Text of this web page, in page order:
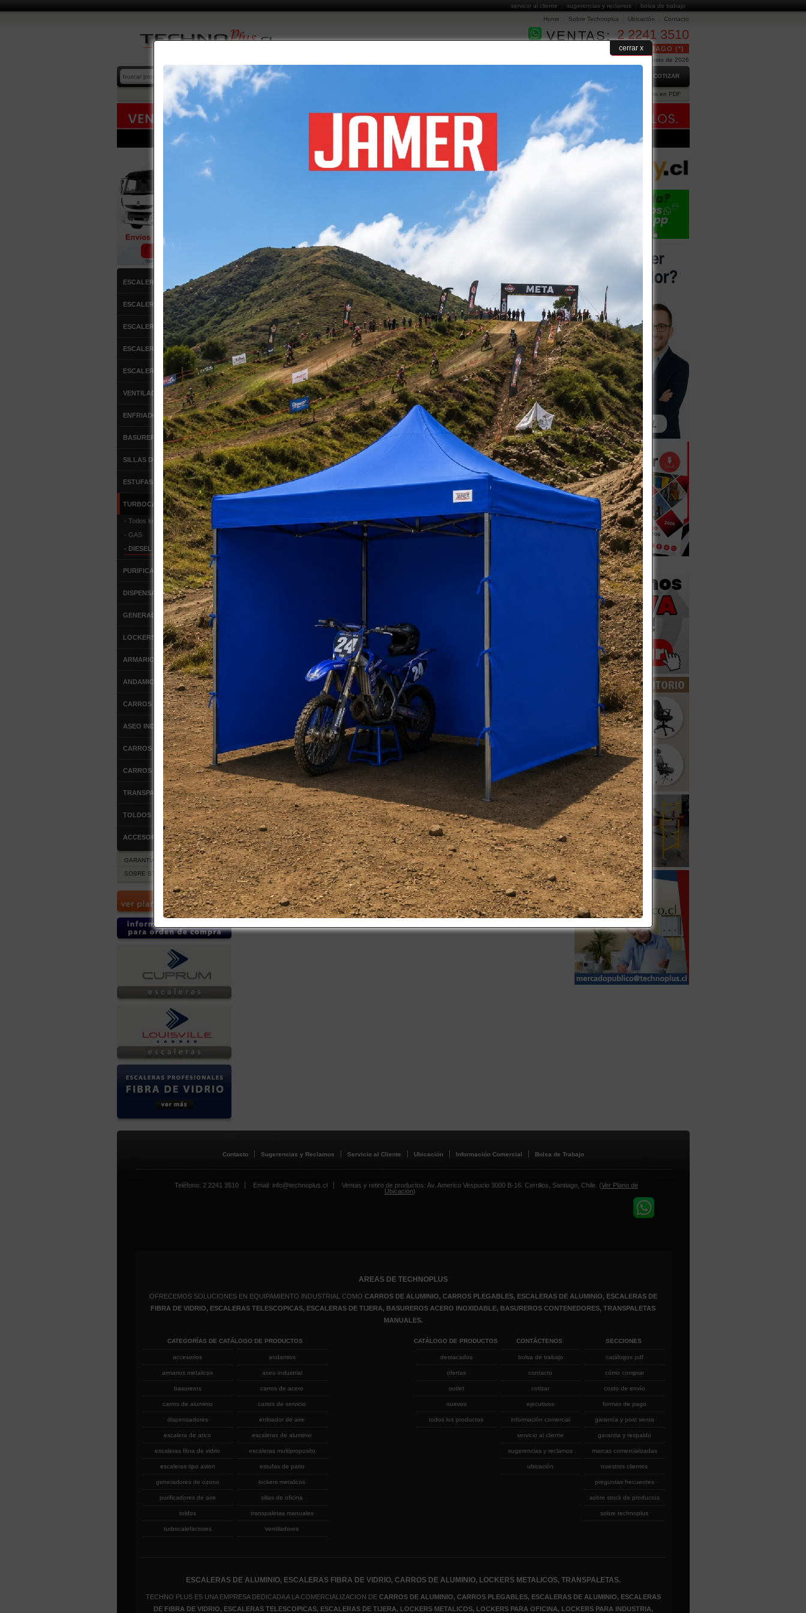
cerrar x
servicio al cliente sugerencias y reclamos
bolsa de trabajo
Home
Sobre Technoplus Ubicación Contacto
2 2241 3510
VENTAS:
DESPACHO EN 24 HORAS GRATUITO EN SANTIAGO (*)
Hoy es Sábado 8 de Agosto de 2026
MARCAS COMERCIALIZADAS COTIZAR
Información Comercial Ejecutivos Catálogos en PDF
ESCALERAS DE ALUMINIO
ESCALERAS FIBRA DE VIDRIO
ESCALERAS MULTIPROPOSITO
ESCALERA DE ATICO
ESCALERAS TIPO AVION
VENTILADORES
ENFRIADOR DE AIRE
BASUREROS
SILLAS DE OFICINA
ESTUFAS DE PATIO
TURBOCALEFACTORES
- Todos los Productos
- GAS
- DIESEL
PURIFICADORES DE AIRE
DISPENSADORES
GENERADORES DE OZONO
LOCKERS METALICOS
ARMARIOS METALICOS
ANDAMIOS
CARROS DE SERVICIO
ASEO INDUSTRIAL
CARROS DE ALUMINIO
CARROS DE ACERO
TRANSPALETAS MANUALES
TOLDOS
ACCESORIOS
GARANTÍA Y POST VENTA
SOBRE STOCK DE PRODUCTOS
jamer
TURBOCALEFACTOR DIÉSEL
30KW
$ 314.000+iva
Cotizar Ver Más
TCD30 disponible
jamer
TURBOCALEFACTOR DIÉSEL
50KW
$ 360.000+iva
Cotizar Ver Más
TCD50 a pedido
$ 800.000+iva
Cotizar Ver Más
TCD70 disponible
jamer
TURBOCALEFACTOR DIÉSEL
20KW
Cotizar Ver Más
Contacto Sugerencias y Reclamos Servicio al Cliente Ubicación Información Comercial Bolsa de Trabajo
Teléfono: 2 2241 3510 Email: info@technoplus.cl Ventas y retiro de productos: Av. Americo Vespucio 3000 B-16. Cerrillos, Santiago, Chile. (Ver Plano de
Ubicación)
AREAS DE TECHNOPLUS
OFRECEMOS SOLUCIONES EN EQUIPAMIENTO INDUSTRIAL COMO CARROS DE ALUMINIO, CARROS PLEGABLES, ESCALERAS DE ALUMINIO, ESCALERAS DE
FIBRA DE VIDRIO, ESCALERAS TELESCOPICAS, ESCALERAS DE TIJERA, BASUREROS ACERO INOXIDABLE, BASUREROS CONTENEDORES, TRANSPALETAS
MANUALES.
CATEGORÍAS DE CATÁLOGO DE PRODUCTOS
accesorios andamios
armarios metalicos aseo industrial
basureros carros de acero
carros de aluminio carros de servicio
dispensadores enfriador de aire
escalera de atico escaleras de aluminio
escaleras fibra de vidrio escaleras multiproposito
escaleras tipo avion estufas de patio
generadores de ozono lockers metalicos
purificadores de aire sillas de oficina
toldos transpaletas manuales
turbocalefactores ventiladores
CATÁLOGO DE PRODUCTOS
destacados
ofertas
outlet
nuevos
todos los productos
CONTÁCTENOS
bolsa de trabajo
contacto
cotizar
ejecutivos
información comercial
servicio al cliente
sugerencias y reclamos
ubicación
SECCIONES
catálogos pdf
cómo comprar
costo de envío
formas de pago
garantía y post venta
garantia y respaldo
marcas comercializadas
nuestros clientes
preguntas frecuentes
sobre stock de productos
sobre technoplus
ESCALERAS DE ALUMINIO, ESCALERAS FIBRA DE VIDRIO, CARROS DE ALUMINIO, LOCKERS METALICOS, TRANSPALETAS.
TECHNO PLUS ES UNA EMPRESA DEDICADA A LA COMERCIALIZACION DE CARROS DE ALUMINIO, CARROS PLEGABLES, ESCALERAS DE ALUMINIO, ESCALERAS
DE FIBRA DE VIDRIO, ESCALERAS TELESCOPICAS, ESCALERAS DE TIJERA, LOCKERS METALICOS, LOCKERS PARA OFICINA, LOCKERS PARA INDUSTRIA,